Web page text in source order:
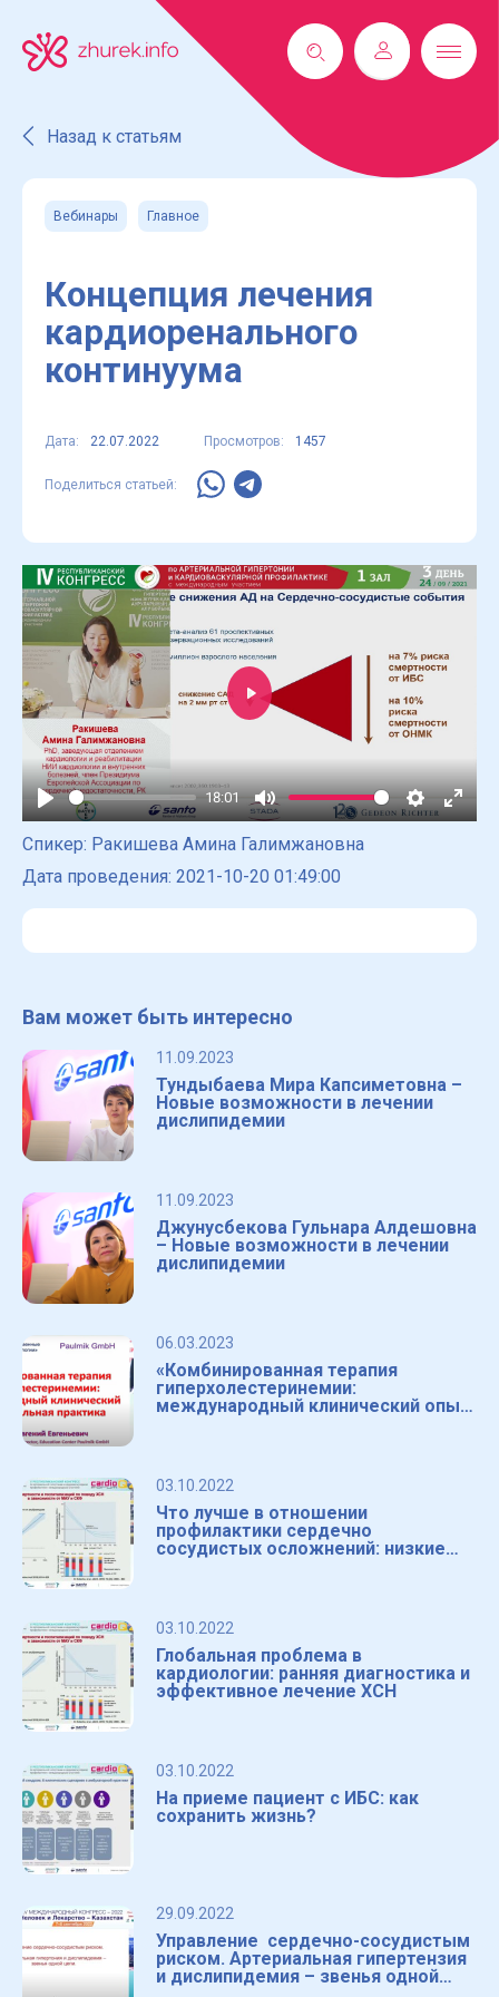
Назад к статьям
Вебинары Главное
Концепция лечения
кардиоренального
континуума
Дата: 22.07.2022 Просмотров: 1457
Поделиться статьей:
Play
18:01
Mute Settings
Enter
Play
Спикер: Ракишева Амина Галимжановна
Дата проведения: 2021-10-20 01:49:00
Вам может быть интересно
11.09.2023
Тундыбаева Мира Капсиметовна –
Новые возможности в лечении
дислипидемии
11.09.2023
Джунусбекова Гульнара Алдешовна
– Новые возможности в лечении
дислипидемии
06.03.2023
«Комбинированная терапия
гиперхолестеринемии:
международный клинический опыт
03.10.2022
Что лучше в отношении
профилактики сердечно
сосудистых осложнений: низкие
03.10.2022
Глобальная проблема в
кардиологии: ранняя диагностика и
эффективное лечение ХСН
03.10.2022
На приеме пациент с ИБС: как
сохранить жизнь?
29.09.2022
Управление сердечно-сосудистым
риском. Артериальная гипертензия
и дислипидемия – звенья одной